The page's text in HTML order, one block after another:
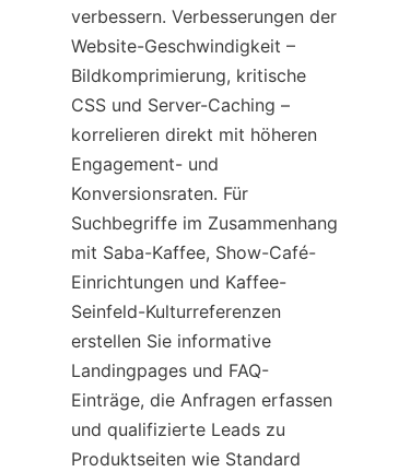
verbessern. Verbesserungen der
Website-Geschwindigkeit –
Bildkomprimierung, kritische
CSS und Server-Caching –
korrelieren direkt mit höheren
Engagement- und
Konversionsraten. Für
Suchbegriffe im Zusammenhang
mit Saba-Kaffee, Show-Café-
Einrichtungen und Kaffee-
Seinfeld-Kulturreferenzen
erstellen Sie informative
Landingpages und FAQ-
Einträge, die Anfragen erfassen
und qualifizierte Leads zu
Produktseiten wie Standard